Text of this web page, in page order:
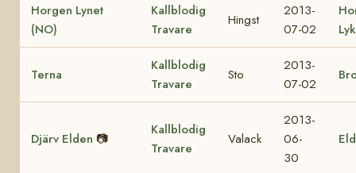
Horgen Lynet
(NO)
Kallblodig
Travare
Hingst
2013-
07-02
Terna
Kallblodig
Travare
Sto
2013-
07-02
Djärv Elden 📷
Kallblodig
Travare
Valack
2013-
06-
30